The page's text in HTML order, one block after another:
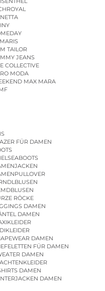
TAILOR
JEANS
COLLECTIVE
MODA
MAX MARA
FÜR DAMEN
RÖCKE
DAMEN
DAMEN
DAMEN
FÜR DAMEN
DAMEN
DAMEN
DAMEN